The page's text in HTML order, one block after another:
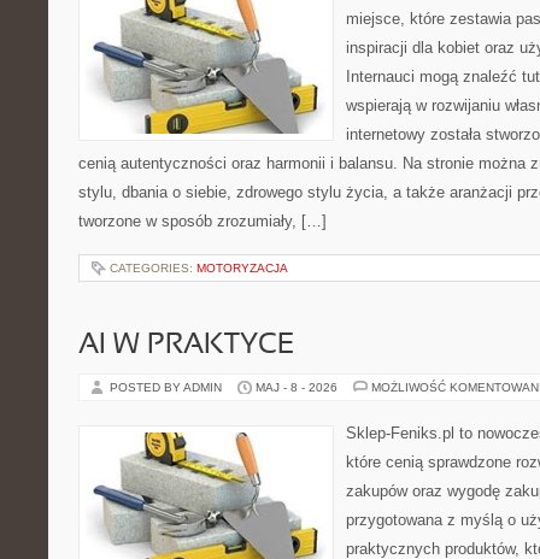
miejsce, które zestawia
inspiracji dla kobiet oraz
Internauci mogą znaleźć
wspierają w rozwijaniu
internetowy została
cenią autentyczności oraz harmonii i balansu. Na stronie można
stylu, dbania o siebie, zdrowego stylu życia, a także aranżacji
tworzone w sposób zrozumiały, […]
CATEGORIES: MOTORYZACJA
AI W PRAKTYCE
POSTED BY ADMIN MAJ - 8 - 2026 MOŻLIWOŚĆ
Sklep-Feniks.pl to
które cenią sprawdzone
zakupów oraz wygodę
przygotowana z myślą o
praktycznych produktów,